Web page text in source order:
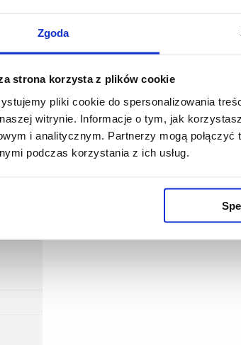
Zgoda
strona korzysta z plików cookie
pliki cookie do spersonalizowania
witrynie. Informacje o tym, jak
i analitycznym. Partnerzy mogą
podczas korzystania z ich usług.